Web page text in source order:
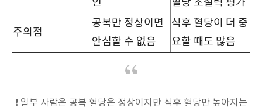
인 혈당 조절력 평가
주의점
공복만 정상이면
안심할 수 없음
식후 혈당이 더 중
요할 때도 많음
❗ 일부 사람은 공복 혈당은 정상이지만 식후 혈당만 높아지는